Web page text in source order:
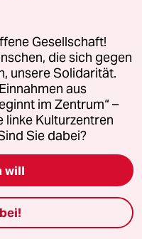
der
vor Phil
Philipp_Amthor
geschrieben.
der CDU "
Hybris" ist in
Gesellschaft!
die sich gegen
unsere Solidarität.
aus
im Zentrum“ –
linke Kulturzentren
Sie dabei?
will